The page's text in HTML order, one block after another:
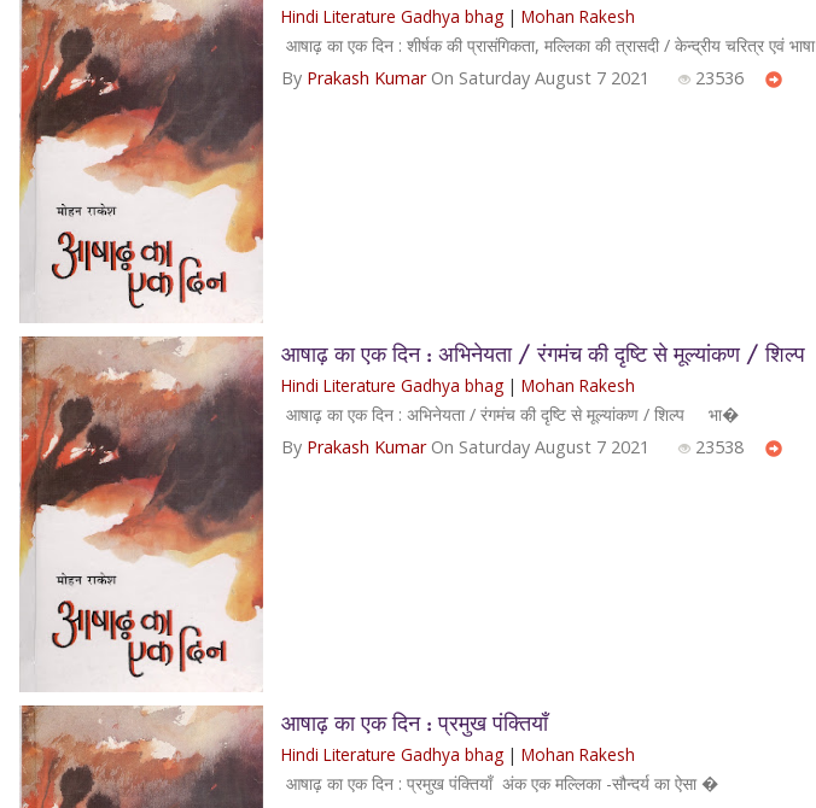
Hindi Literature Gadhya bhag| Mohan Rakesh
आषाढ़ का एक दिन : शीर्षक की प्रासंगिकता, मल्लिका की त्रासदी / केन्द्रीय चरित्र एवं भाषा
By Prakash KumarOn Saturday August 7 2021 23536
आषाढ़ का एक दिन : अभिनेयता / रंगमंच की दृष्टि से मूल्यांकण / शिल्प
Hindi Literature Gadhya bhag| Mohan Rakesh
आषाढ़ का एक दिन : अभिनेयता / रंगमंच की दृष्टि से मूल्यांकण / शिल्प भा�
By Prakash KumarOn Saturday August 7 2021 23538
आषाढ़ का एक दिन : प्रमुख पंक्तियाँ
Hindi Literature Gadhya bhag| Mohan Rakesh
आषाढ़ का एक दिन : प्रमुख पंक्तियाँ अंक एक मल्लिका -सौन्दर्य का ऐसा �